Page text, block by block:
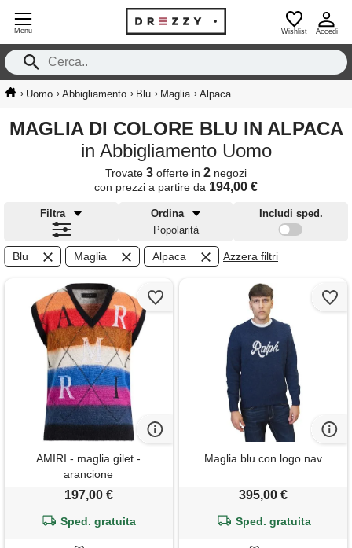
Menu Wishlist Accedi
› Uomo › Abbigliamento › Blu › Maglia › Alpaca
MAGLIA DI COLORE BLU IN ALPACA
in Abbigliamento Uomo
Trovate 3 offerte in 2 negozi
con prezzi a partire da 194,00 €
Filtra
Ordina
Popolarità
Includi sped.
Blu Maglia Alpaca Azzera filtri
AMIRI - maglia gilet -
arancione
197,00 €
Sped. gratuita
Maglia blu con logo nav
395,00 €
Sped. gratuita